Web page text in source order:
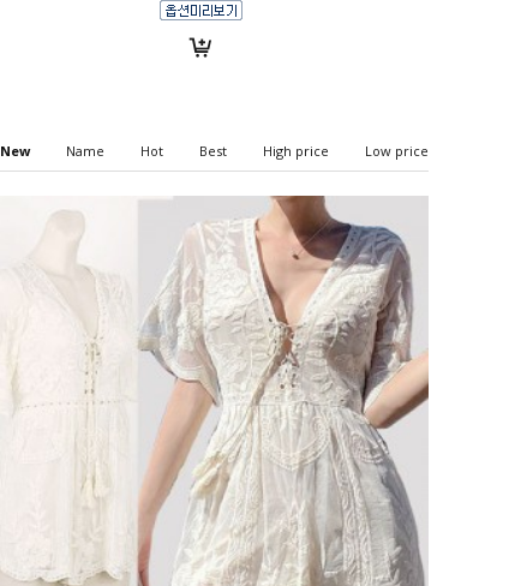
New Name Hot Best High price Low price